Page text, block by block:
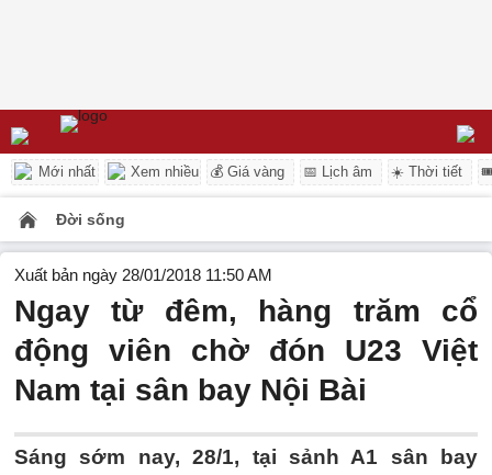
Mới nhất Xem nhiều 💰 Giá vàng 📅 Lịch âm ☀️ Thời tiết
Đời sống
Xuất bản ngày 28/01/2018 11:50 AM
Ngay từ đêm, hàng trăm cổ
động viên chờ đón U23 Việt
Nam tại sân bay Nội Bài
Sáng sớm nay, 28/1, tại sảnh A1 sân bay